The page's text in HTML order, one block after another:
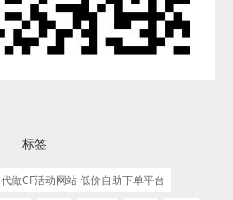
标签
代做CF活动网站 低价自助下单平台